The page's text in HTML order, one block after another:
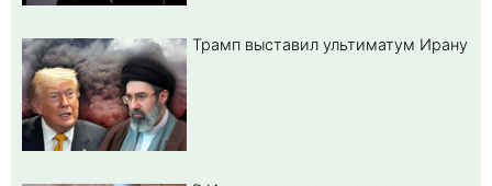
Трамп выставил ультиматум Ирану